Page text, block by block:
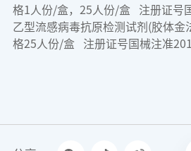
格1人份/盒，25人份/盒 注册证号
乙型流感病毒抗原检测试剂(胶体
格25人份/盒 注册证号国械注准